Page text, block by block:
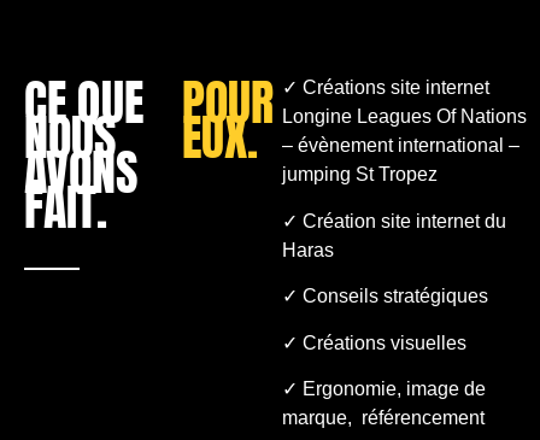
CE QUE
NOUS
AVONS
FAIT.
POUR
EUX.
✓ Créations site internet
Longine Leagues Of Nations
– évènement international –
jumping St Tropez
✓ Création site internet du
Haras
✓ Conseils stratégiques
✓ Créations visuelles
✓ Ergonomie, image de
marque, référencement